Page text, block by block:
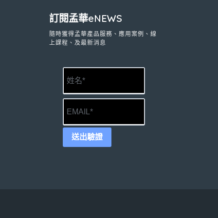
訂閱孟華eNEWS
隨時獲得孟華產品服務、應用案例、線
上課程、及最新消息
送出驗證